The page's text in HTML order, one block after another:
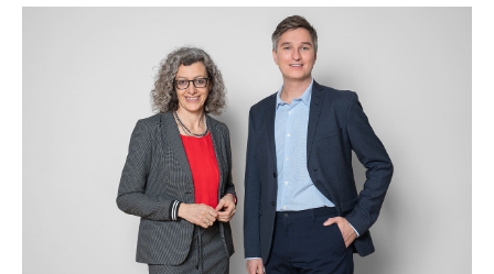
COCA-COLA HBC ÖSTERREICH
ÖSTERREICHISCHE SPORTHILFE